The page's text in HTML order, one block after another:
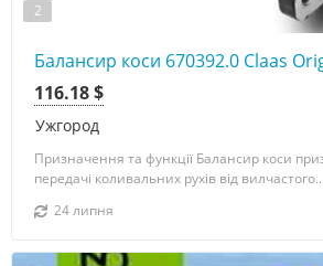
2
Балансир коси 670392.0 Claas
Ужгород
116.18 $
Призначення та функції Балансир коси
передачі коливальних рухів від вилчастого...
24 липня